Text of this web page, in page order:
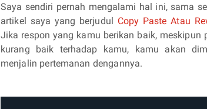
Saya sendiri pernah mengalami hal ini, sama
artikel saya yang berjudul Copy Paste Atau
Jika respon yang kamu berikan baik, meskipun
kurang baik terhadap kamu, kamu akan
menjalin pertemanan dengannya.